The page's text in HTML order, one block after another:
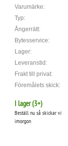
Varumärke:
Typ:
Ångerrätt:
Bytesservice:
Lager:
Leveranstid:
Frakt till privat:
Föremålets skick:
I lager (3+)
Beställ nu så skickar vi
imorgon